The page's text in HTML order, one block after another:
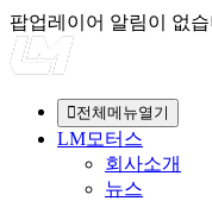
팝업레이어 알림이 없
전체메뉴열기
LM모터스
회사소개
뉴스